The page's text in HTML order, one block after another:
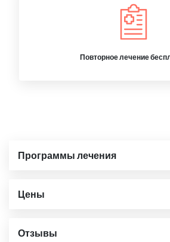
Повторное лечение
Программы лечения
Цены
Отзывы